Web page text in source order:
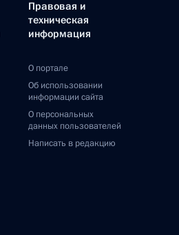
Правовая и
техническая
информация
О портале
Об использовании
информации сайта
О персональных
данных пользователей
Написать в редакцию